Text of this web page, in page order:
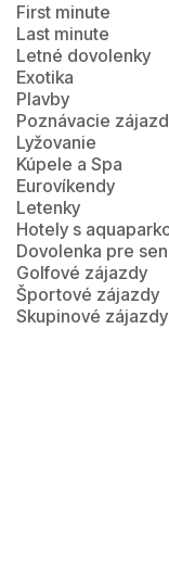
First minute
Last minute
Letné dovolenky
Exotika
Plavby
Poznávacie
Lyžovanie
Kúpele a Spa
Eurovíkendy
Letenky
Hotely s
Dovolenka pre
Golfové zájazdy
Športové zájazdy
Skupinové zájazdy